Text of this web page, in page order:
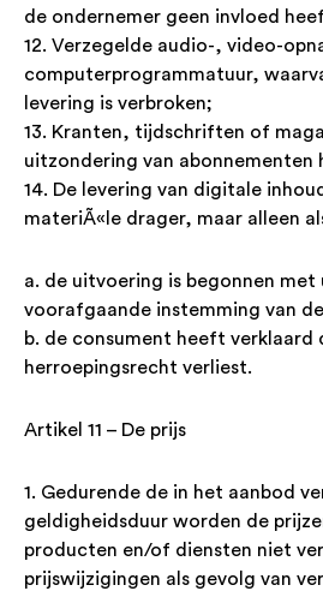
de ondernemer geen invloed
12. Verzegelde audio-, video-
computerprogrammatuur,
levering is verbroken;
13. Kranten, tijdschriften of
uitzondering van abonnementen
14. De levering van digitale
materiÃ«le drager, maar alleen
a. de uitvoering is begonnen
voorafgaande instemming van
b. de consument heeft verklaard
herroepingsrecht verliest.
Artikel 11 – De prijs
1. Gedurende de in het aanbod
geldigheidsduur worden de
producten en/of diensten niet
prijswijzigingen als gevolg van